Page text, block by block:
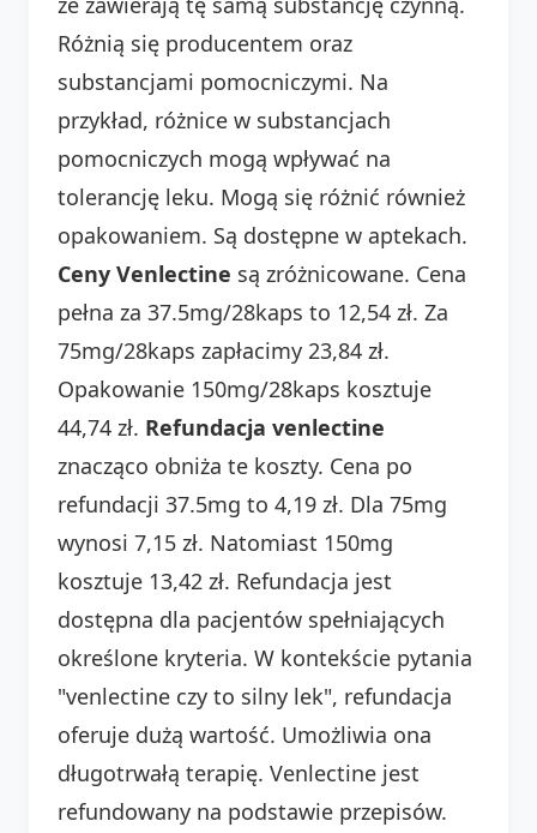
Różnią się producentem oraz
substancjami pomocniczymi. Na
przykład, różnice w substancjach
pomocniczych mogą wpływać na
tolerancję leku. Mogą się różnić również
opakowaniem. Są dostępne w aptekach.
Ceny Venlectine są zróżnicowane. Cena
pełna za 37.5mg/28kaps to 12,54 zł. Za
75mg/28kaps zapłacimy 23,84 zł.
Opakowanie 150mg/28kaps kosztuje
44,74 zł. Refundacja venlectine
znacząco obniża te koszty. Cena po
refundacji 37.5mg to 4,19 zł. Dla 75mg
wynosi 7,15 zł. Natomiast 150mg
kosztuje 13,42 zł. Refundacja jest
dostępna dla pacjentów spełniających
określone kryteria. W kontekście pytania
"venlectine czy to silny lek", refundacja
oferuje dużą wartość. Umożliwia ona
długotrwałą terapię. Venlectine jest
refundowany na podstawie przepisów.